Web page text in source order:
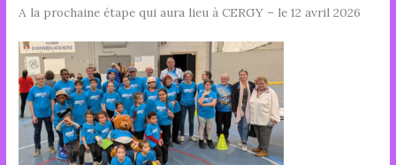
A la prochaine étape qui aura lieu à CERGY – le 12 avril 2026